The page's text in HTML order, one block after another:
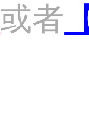
或者